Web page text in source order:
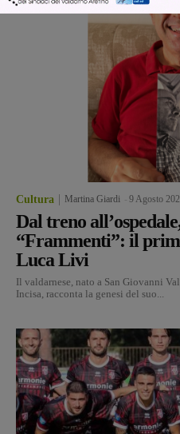
Cultura Martina Giardi 9 Agosto
Dal treno
“Frammenti”: il
Luca Livi
Il valdarnese, nato a San Giovanni
Incisa, racconta la genesi del suo...